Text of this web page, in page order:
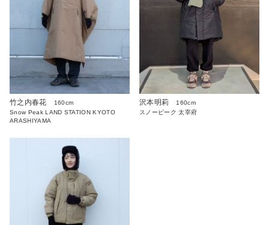
竹之内春花
160cm
Snow Peak LAND STATION KYOTO
ARASHIYAMA
沢本明莉
160cm
スノーピーク 太宰府